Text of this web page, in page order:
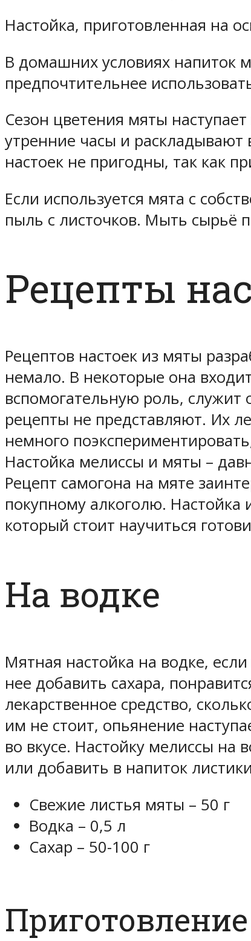
Настойка, приготовленная на
В домашних условиях напиток
предпочтительнее
Сезон цветения мяты
утренние часы и раскладывают
настоек не пригодны, так как
Если используется мята с
пыль с листочков. Мыть сырьё
Рецепты
Рецептов настоек из мяты
немало. В некоторые она
вспомогательную роль,
рецепты не представляют. Их
немного
Настойка мелиссы и мяты –
Рецепт самогона на мяте
покупному алкоголю.
который стоит научиться
На водке
Мятная настойка на водке, если
нее добавить сахара,
лекарственное средство,
им не стоит, опьянение
во вкусе. Настойку мелиссы на
или добавить в напиток
Свежие листья мяты – 50 г
Водка – 0,5 л
Сахар – 50-100 г
Приготовление